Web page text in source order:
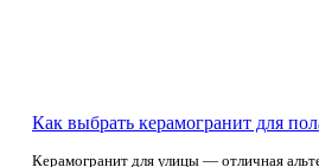
Как выбрать керамогранит для
Керамогранит для улицы — отличная